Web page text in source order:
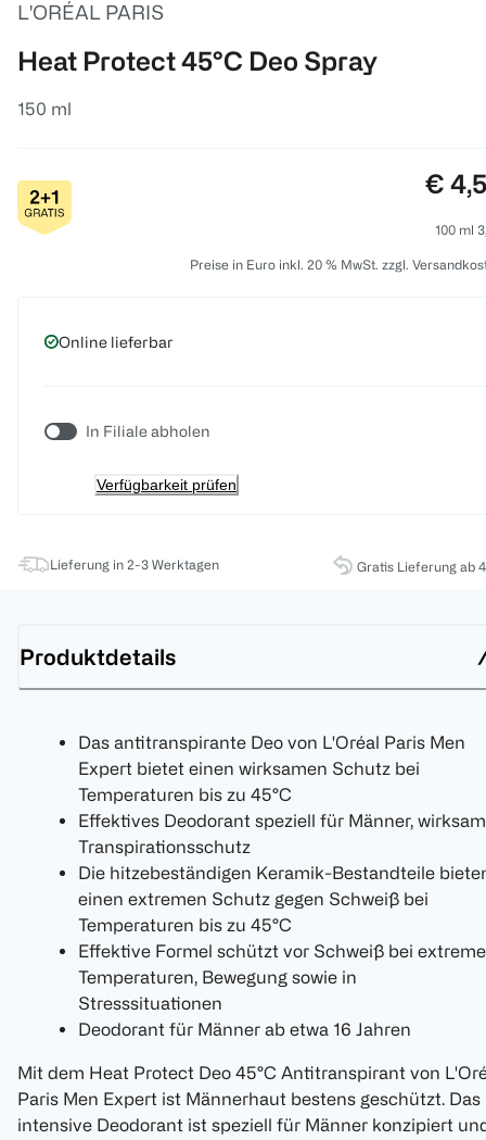
L'ORÉAL PARIS
Heat Protect 45°C Deo Spray
150 ml
€
100 ml
Preise in Euro inkl. 20 % MwSt. zzgl.
Online lieferbar
In Filiale abholen
Verfügbarkeit prüfen
Lieferung in 2-3 Werktagen Gratis Lieferung ab
Produktdetails
Das antitranspirante Deo von L'Oréal Paris Men
Expert bietet einen wirksamen Schutz bei
Temperaturen bis zu 45°C
Effektives Deodorant speziell für Männer,
Transpirationsschutz
Die hitzebeständigen Keramik-Bestandteile
einen extremen Schutz gegen Schweiß bei
Temperaturen bis zu 45°C
Effektive Formel schützt vor Schweiß bei
Temperaturen, Bewegung sowie in
Stresssituationen
Deodorant für Männer ab etwa 16 Jahren
Mit dem Heat Protect Deo 45°C Antitranspirant von
Paris Men Expert ist Männerhaut bestens geschützt. Das
intensive Deodorant ist speziell für Männer konzipiert